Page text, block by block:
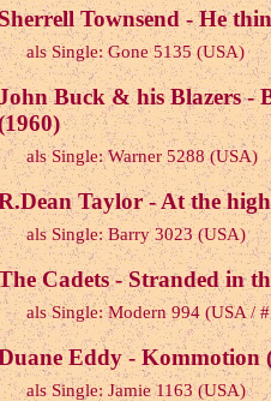
Townsend - He
als Single: Gone 5135 (USA)
Buck & his Blazers -
als Single: Warner 5288 (USA)
Taylor - At the
als Single: Barry 3023 (USA)
Cadets - Stranded in
als Single: Modern 994 (USA /
Eddy - Kommotion
als Single: Jamie 1163 (USA)